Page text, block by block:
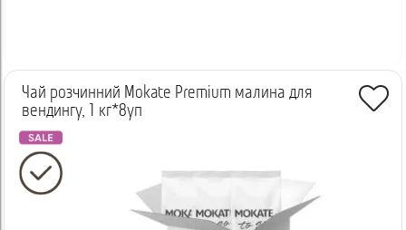
Чай розчинний Mokate Premium малина для
вендингу, 1 кг*8уп